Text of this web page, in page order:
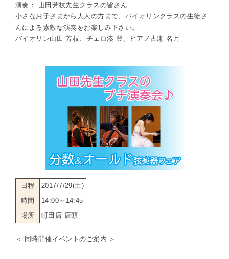
演奏： 山田芳枝先生クラスの皆さん
小さなお子さまから大人の方まで、バイオリンクラスの生徒さ
んによる素敵な演奏をお楽しみ下さい。
バイオリン山田 芳枝、チェロ湊 豊、ピアノ古瀬 名月
日程
2017/7/29(土)
時間
14:00～14:45
場所
町田店 店頭
＜ 同時開催イベントのご案内 ＞